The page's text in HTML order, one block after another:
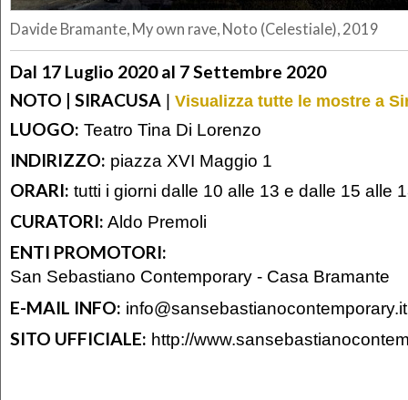
Davide Bramante, My own rave, Noto (Celestiale), 2019
Dal 17 Luglio 2020 al 7 Settembre 2020
NOTO | SIRACUSA | Visualizza tutte le mostre a
LUOGO: Teatro Tina Di Lorenzo
INDIRIZZO: piazza XVI Maggio 1
ORARI: tutti i giorni dalle 10 alle 13 e dalle 15 alle
CURATORI: Aldo Premoli
ENTI PROMOTORI:
San Sebastiano Contemporary - Casa Bramante
E-MAIL INFO: info@sansebastianocontemporary.it
SITO UFFICIALE: http://